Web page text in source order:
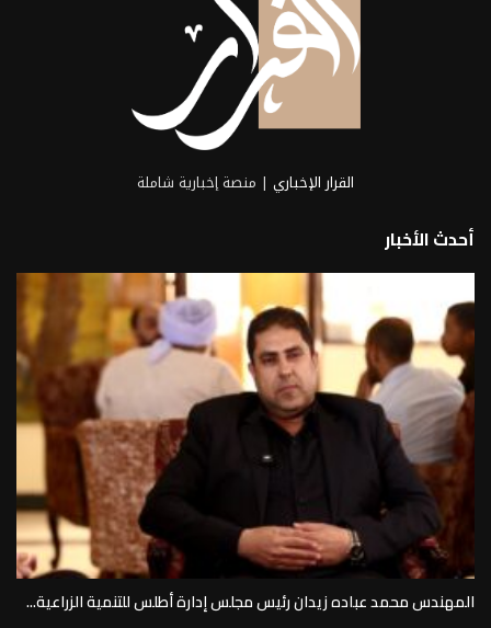
القرار الإخباري | منصة إخبارية شاملة
أحدث الأخبار
المهندس محمد عباده زيدان رئيس مجلس إدارة أطلس للتنمية الزراعية...